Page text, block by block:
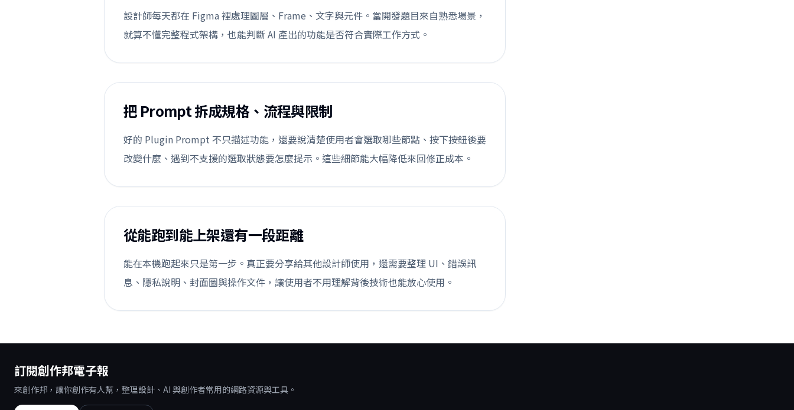
設計師每天都在 Figma 裡處理圖層、Frame、文字與元件。當開發題目來自熟悉場景，
就算不懂完整程式架構，也能判斷 AI 產出的功能是否符合實際工作方式。
把 Prompt 拆成規格、流程與限制
好的 Plugin Prompt 不只描述功能，還要說清楚使用者會選取哪些節點、按下按鈕後要
改變什麼、遇到不支援的選取狀態要怎麼提示。這些細節能大幅降低來回修正成本。
從能跑到能上架還有一段距離
能在本機跑起來只是第一步。真正要分享給其他設計師使用，還需要整理 UI、錯誤訊
息、隱私說明、封面圖與操作文件，讓使用者不用理解背後技術也能放心使用。
訂閱創作邦電子報
來創作邦，讓你創作有人幫，整理設計、AI 與創作者常用的網路資源與工具。